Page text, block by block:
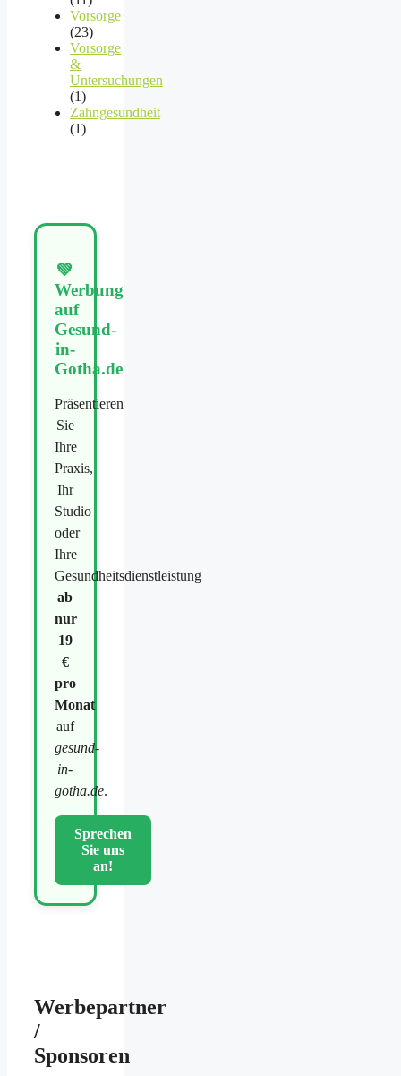
Vorsorge
(23)
Vorsorge
&
Untersuchungen
(1)
Zahngesundheit
(1)
💚
Werbung
auf
Gesund-
in-
Gotha.de
Präsentieren
Sie
Ihre
Praxis,
Ihr
Studio
oder
Ihre
Gesundheitsdienstleistung
ab
nur
19
€
pro
Monat
auf
gesund-
in-
gotha.de.
Sprechen
Sie uns
an!
Werbepartner
/
Sponsoren